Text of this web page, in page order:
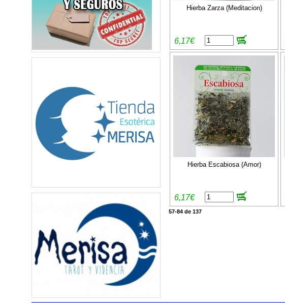
Hierba Zarza (Meditacion)
6,17€
Hierba Escabiosa (Amor)
6,17€
57-84 de 137